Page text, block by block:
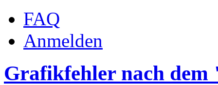
FAQ
Anmelden
Grafikfehler nach